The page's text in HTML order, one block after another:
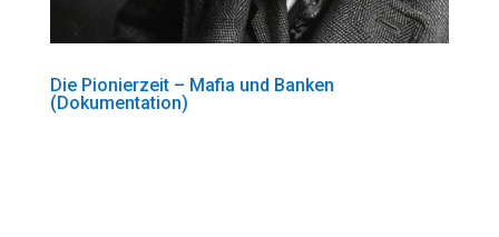
Die Pionierzeit – Mafia und Banken
(Dokumentation)